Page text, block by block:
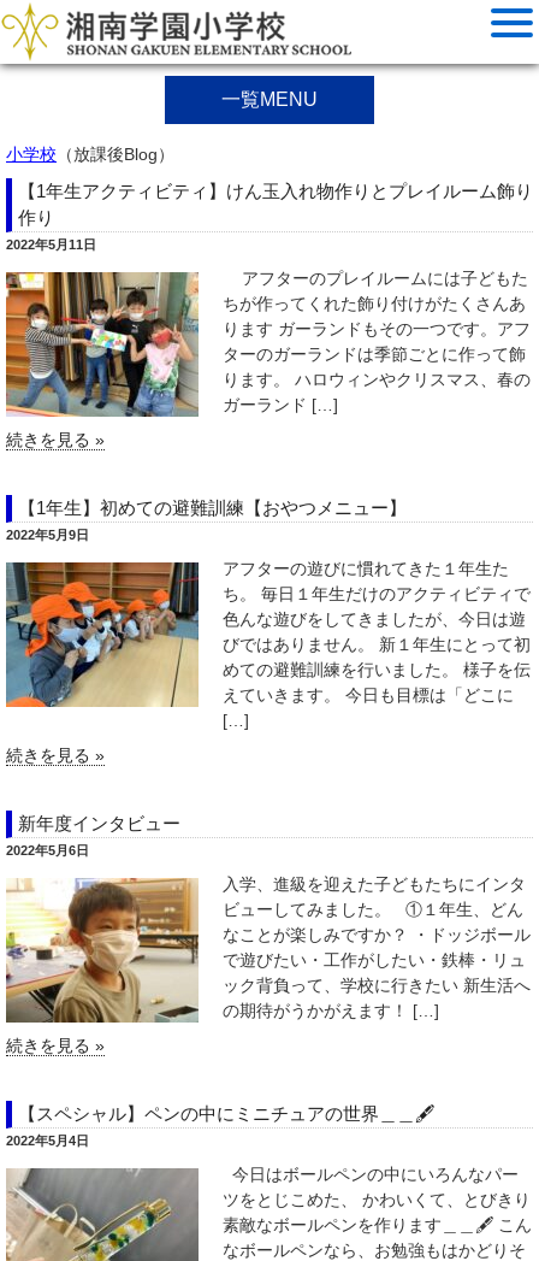
一覧MENU
小学校 （放課後Blog）
【1年生アクティビティ】けん玉入れ物作りとプレイルーム飾り
作り
2022年5月11日
アフターのプレイルームには子どもた
ちが作ってくれた飾り付けがたくさんあ
ります ガーランドもその一つです。アフ
ターのガーランドは季節ごとに作って飾
ります。 ハロウィンやクリスマス、春の
ガーランド […]
続きを見る »
【1年生】初めての避難訓練【おやつメニュー】
2022年5月9日
アフターの遊びに慣れてきた１年生た
ち。 毎日１年生だけのアクティビティで
色んな遊びをしてきましたが、今日は遊
びではありません。 新１年生にとって初
めての避難訓練を行いました。 様子を伝
えていきます。 今日も目標は「どこに
[…]
続きを見る »
新年度インタビュー
2022年5月6日
入学、進級を迎えた子どもたちにインタ
ビューしてみました。 ①１年生、どん
なことが楽しみですか？ ・ドッジボール
で遊びたい・工作がしたい・鉄棒・リュ
ック背負って、学校に行きたい 新生活へ
の期待がうかがえます！ […]
続きを見る »
【スペシャル】ペンの中にミニチュアの世界＿＿🖋
2022年5月4日
今日はボールペンの中にいろんなパー
ツをとじこめた、 かわいくて、とびきり
素敵なボールペンを作ります＿＿🖋 こん
なボールペンなら、お勉強もはかどりそ